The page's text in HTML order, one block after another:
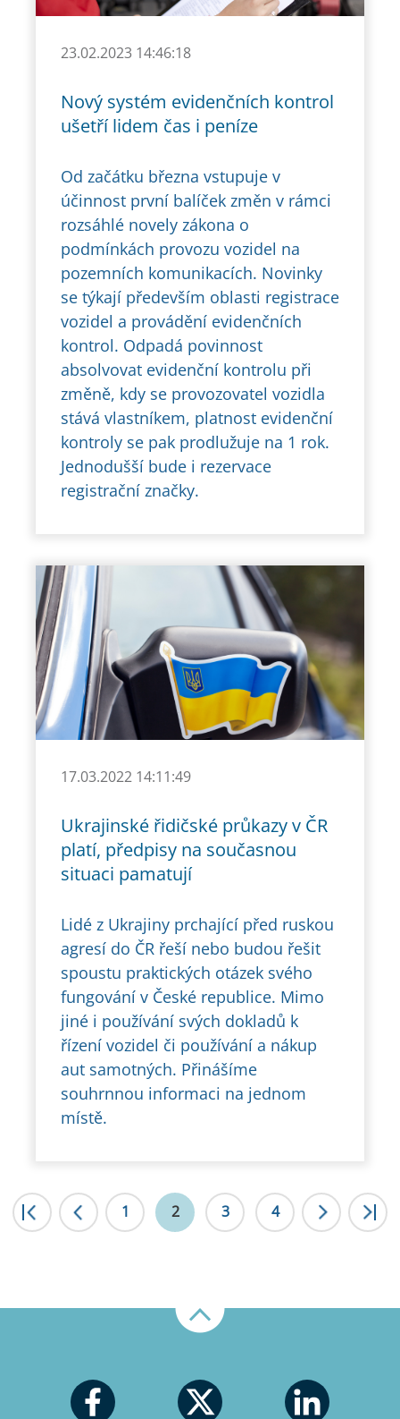
23.02.2023 14:46:18
Nový systém evidenčních kontrol
ušetří lidem čas i peníze
Od začátku března vstupuje v
účinnost první balíček změn v rámci
rozsáhlé novely zákona o
podmínkách provozu vozidel na
pozemních komunikacích. Novinky
se týkají především oblasti registrace
vozidel a provádění evidenčních
kontrol. Odpadá povinnost
absolvovat evidenční kontrolu při
změně, kdy se provozovatel vozidla
stává vlastníkem, platnost evidenční
kontroly se pak prodlužuje na 1 rok.
Jednodušší bude i rezervace
registrační značky.
17.03.2022 14:11:49
Ukrajinské řidičské průkazy v ČR
platí, předpisy na současnou
situaci pamatují
Lidé z Ukrajiny prchající před ruskou
agresí do ČR řeší nebo budou řešit
spoustu praktických otázek svého
fungování v České republice. Mimo
jiné i používání svých dokladů k
řízení vozidel či používání a nákup
aut samotných. Přinášíme
souhrnnou informaci na jednom
místě.
|< 1 2 3 4